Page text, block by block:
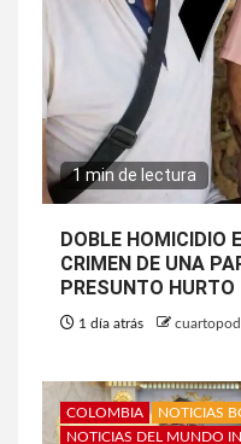
1 min de lectura
DOBLE HOMICIDIO
CRIMEN DE UNA
PRESUNTO HURTO
1 día atrás
COLOMBIA
NOTICIAS
NOTICIAS DEL MUNDO